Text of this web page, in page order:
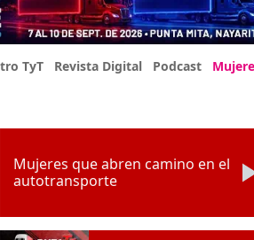
TyT Revista Digital Podcast
Mujeres que abren camino en el
autotransporte